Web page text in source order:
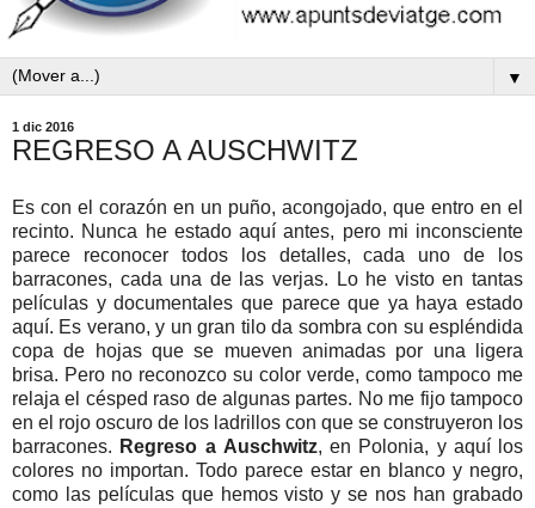
▼
1 dic 2016
REGRESO A AUSCHWITZ
Es con el corazón en un puño, acongojado, que entro en el
recinto. Nunca he estado aquí antes, pero mi inconsciente
parece reconocer todos los detalles, cada uno de los
barracones, cada una de las verjas. Lo he visto en tantas
películas y documentales que parece que ya haya estado
aquí. Es verano, y un gran tilo da sombra con su espléndida
copa de hojas que se mueven animadas por una ligera
brisa. Pero no reconozco su color verde, como tampoco me
relaja el césped raso de algunas partes. No me fijo tampoco
en el rojo oscuro de los ladrillos con que se construyeron los
barracones. Regreso a Auschwitz, en Polonia, y aquí los
colores no importan. Todo parece estar en blanco y negro,
como las películas que hemos visto y se nos han grabado